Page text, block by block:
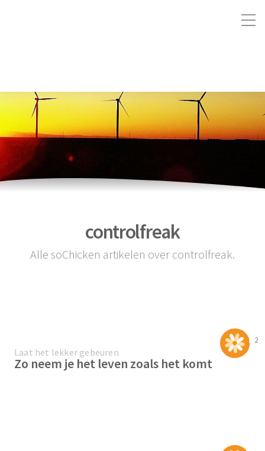
controlfreak
Alle soChicken artikelen over controlfreak.
2
Laat het lekker gebeuren
Zo neem je het leven zoals het komt